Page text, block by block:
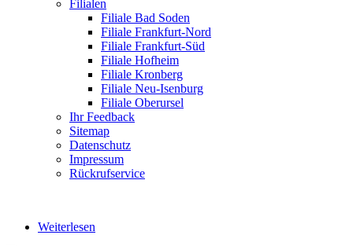
Filialen
Filiale Bad Soden
Filiale Frankfurt-Nord
Filiale Frankfurt-Süd
Filiale Hofheim
Filiale Kronberg
Filiale Neu-Isenburg
Filiale Oberursel
Ihr Feedback
Sitemap
Datenschutz
Impressum
Rückrufservice
Weiterlesen